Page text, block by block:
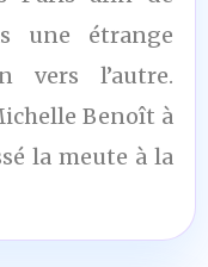
une étrange
vers l’autre.
Benoît à
la meute à la